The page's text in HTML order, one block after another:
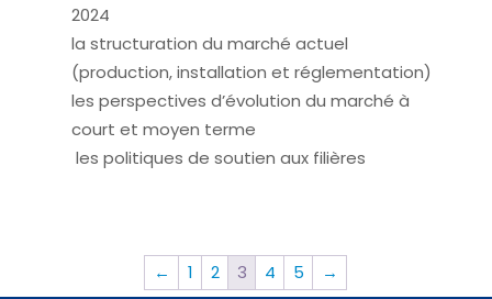
2024
la structuration du marché actuel
(production,installation et réglementation)
les perspectives d’évolution du marché à
court et moyen terme
les politiques de soutien aux filières
← 1 2 3 4 5 →